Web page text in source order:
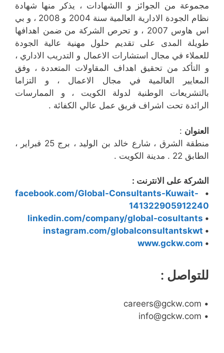
مجموعة من الجوائز و االشهادات ، يذكر منها شهادة
نظام الجودة الادارية العالمية سنة 2004 و 2008 ، و بي
اس هاوس 2007 ، و تحرص الشركة من ضمن اهدافها
طويلة المدى على تقديم حلول مهنية عالية الجودة
للعملاء في مجال استشارات الاعمال و التدريب الاداري ،
و التأكد من تحقيق اهداف المقاولات المتعددة ، وفق
المعايير العالمية في مجال الاعمال ، و التزاما
بالتشريعات الوطنية لدولة الكويت ، و الممارسات
الرائدة تحت اشراف فريق عمل عالي الكفائة .
العنوان :
منطقة الشرق ، شارع خالد بن الوليد ، برج 25 فبراير ،
الطابق 22 . مدينة الكويت .
الشركة على الانترنت :
•
facebook.com/Global-Consultants-Kuwait-
141322905912240
•
linkedin.com/company/global-cosultants
•
instagram.com/globalconsultantskwt
•
www.gckw.com
للتواصل :
• careers@gckw.com
• info@gckw.com